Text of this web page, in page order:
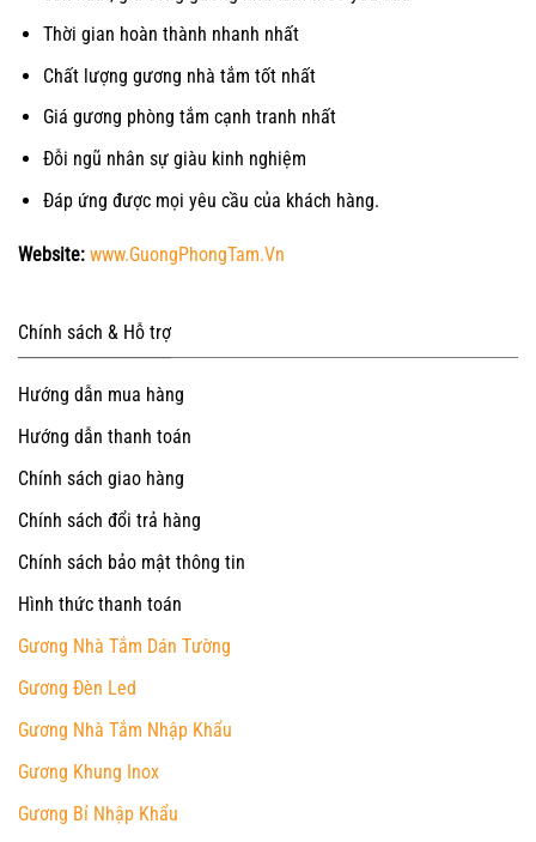
Thời gian hoàn thành nhanh nhất
Chất lượng gương nhà tắm tốt nhất
Giá gương phòng tắm cạnh tranh nhất
Đỗi ngũ nhân sự giàu kinh nghiệm
Đáp ứng được mọi yêu cầu của khách hàng.
Website: www.GuongPhongTam.Vn
Chính sách & Hỗ trợ
Hướng dẫn mua hàng
Hướng dẫn thanh toán
Chính sách giao hàng
Chính sách đổi trả hàng
Chính sách bảo mật thông tin
Hình thức thanh toán
Gương Nhà Tắm Dán Tường
Gương Đèn Led
Gương Nhà Tắm Nhập Khẩu
Gương Khung Inox
Gương Bỉ Nhập Khẩu